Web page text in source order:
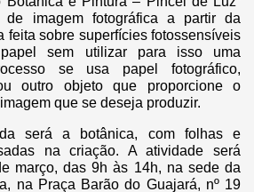
de imagem fotográfica a partir da
feita sobre superfícies fotossensíveis
papel sem utilizar para isso uma
se usa papel fotográfico,
outro objeto que proporcione o
que se deseja produzir.
será a botânica, com folhas e
na criação. A atividade será
março, das 9h às 14h, na sede da
na Praça Barão do Guajará, nº 19